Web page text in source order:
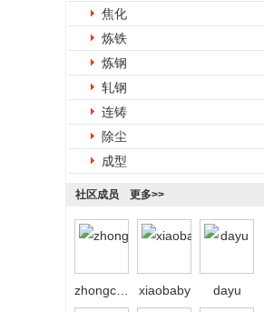
焦化
炼铁
炼钢
轧钢
连铸
除尘
成型
社区成员 更多>>
xiaobaby dayu